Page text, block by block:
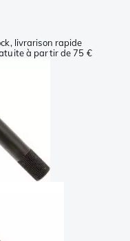
livrarison rapide
à partir de 75 €